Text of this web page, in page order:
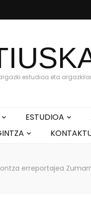
estudioa eta
ESTUDIOA
erreportajea